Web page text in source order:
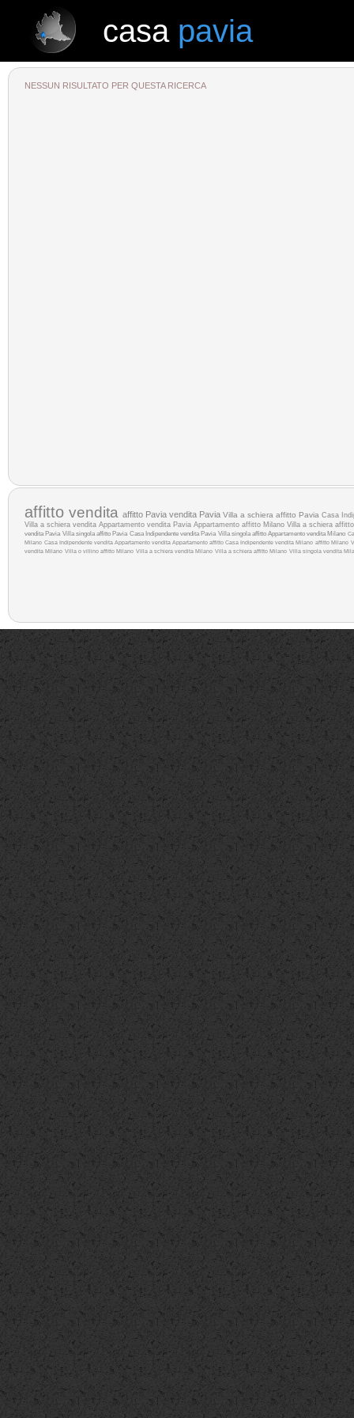
casa pavia
NESSUN RISULTATO PER QUESTA RICERCA
affitto vendita affitto Pavia vendita Pavia Villa a schiera affitto Pavia Casa
Villa a schiera vendita Appartamento vendita Pavia Appartamento affitto Milano Villa a schiera
vendita Pavia Villa singola affitto Pavia Casa Indipendente vendita Pavia Villa singola affitto Appartamento vendita Milano
Milano Casa Indipendente vendita Appartamento vendita Appartamento affitto Casa Indipendente vendita Milano affitto Milano
vendita Milano Villa o villino affitto Milano Villa a schiera vendita Milano Villa a schiera affitto Milano Villa singola vendita
pavia